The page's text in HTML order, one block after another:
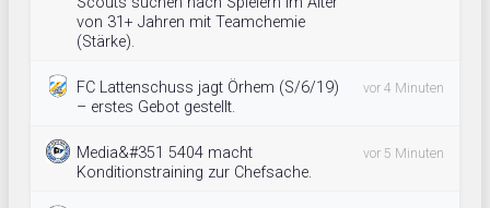
von 31+ Jahren mit Teamchemie
(Stärke).
FC Lattenschuss jagt Örhem (S/6/19)
– erstes Gebot gestellt.
vor 4 Minuten
Media&#351 5404 macht
Konditionstraining zur Chefsache.
vor 5 Minuten